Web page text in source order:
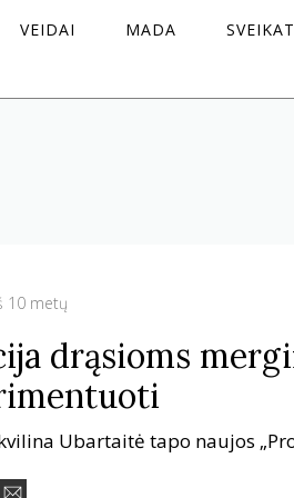
VEIDAI MADA
10 metų
drąsioms
Ubartaitė tapo naujos